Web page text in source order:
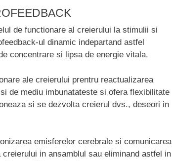
de functionare al creierului la stimulii si
ul dinamic indepartand astfel
concentrare si lipsa de energie vitala.
ale creierului prentru reactualizarea
de mediu imbunatateste si ofera flexibilitate
si se dezvolta creierul dvs., deseori in
emisferelor cerebrale si comunicarea
in ansamblul sau eliminand astfel in